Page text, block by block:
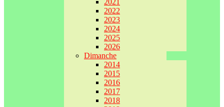
2021
2022
2023
2024
2025
2026
Dimanche
2014
2015
2016
2017
2018